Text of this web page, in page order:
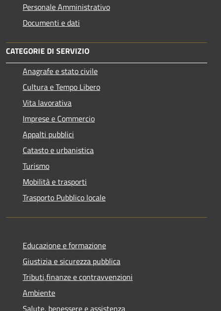
Personale Amministrativo
Documenti e dati
CATEGORIE DI SERVIZIO
Anagrafe e stato civile
Cultura e Tempo Libero
Vita lavorativa
Imprese e Commercio
Appalti pubblici
Catasto e urbanistica
Turismo
Mobilità e trasporti
Trasporto Pubblico locale
Educazione e formazione
Giustizia e sicurezza pubblica
Tributi,finanze e contravvenzioni
Ambiente
Salute, benessere e assistenza